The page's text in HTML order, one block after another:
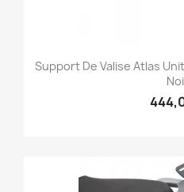
Support De Valise Atlas